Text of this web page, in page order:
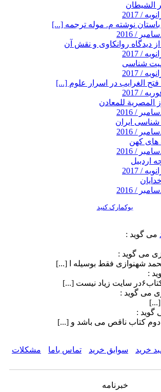
الشیطان
باستان نوشته م. موله ترجمه [...]
دیدگاه روانکاوی و نقش آن
شناسی
فتح الغرایب در اسرار علوم [...]
المصرية للمعادن
ایران
های کهن
اردبیل
بوکمارک کنید
می گوید :
می گوید :
شهنوازی فقط بوسیله ا [...]
:
نیست [...]
می گوید :
گوید :
دوم کتاب ناقص می باشد و [...]
خرید سوابق خرید تماس باما
مشکلات
خبرنامه